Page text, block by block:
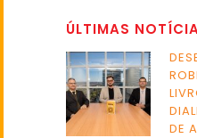
ÚLTIMAS
DE